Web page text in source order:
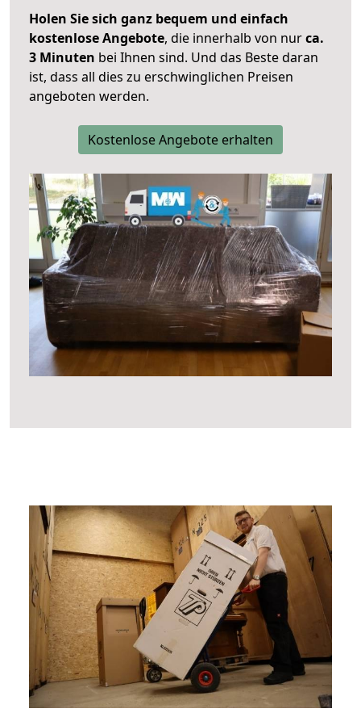
Holen Sie sich ganz bequem und einfach
kostenlose Angebote, die innerhalb von nurca.
3 Minuten bei Ihnen sind. Und das Beste daran
ist, dass all dies zu erschwinglichen Preisen
angeboten werden.
Kostenlose Angebote erhalten